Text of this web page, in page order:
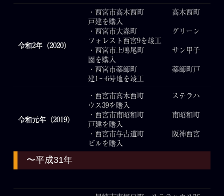
令和2年（2020）
・西宮市高木西町 高木西町
戸建を購入
・西宮市大森町 グリーン
フォレスト西宮9を竣工
・西宮市上鳴尾町 サン甲子
園を購入
・西宮市薬師町 薬師町戸
建1～6号地を竣工
令和元年（2019）
・西宮市高木西町 ステラハ
ウス39を購入
・西宮市南昭和町 南昭和町
戸建を購入
・西宮市与古道町 阪神西宮
ビルを購入
〜平成31年